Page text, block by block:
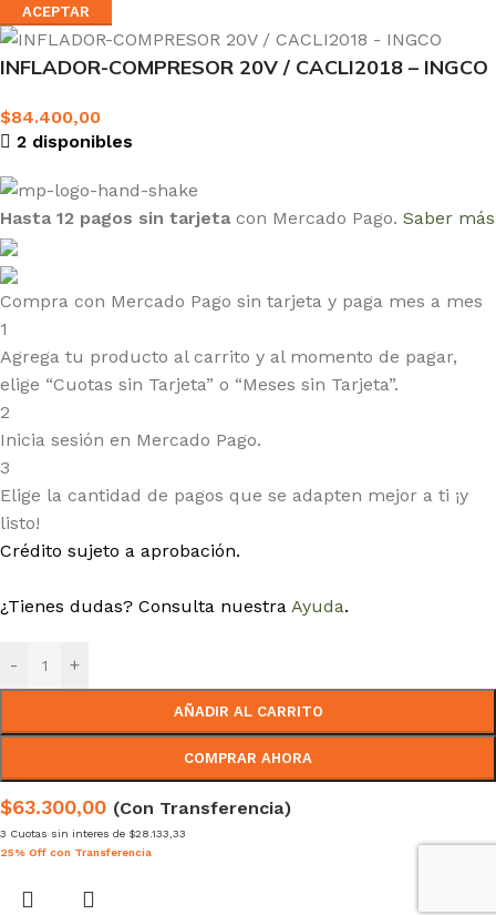
ACEPTAR
INFLADOR-COMPRESOR 20V / CACLI2018 – INGCO
$84.400,00
2 disponibles
Hasta 12 pagos sin tarjeta con Mercado Pago. Saber más
Compra con Mercado Pago sin tarjeta y paga mes a mes
1
Agrega tu producto al carrito y al momento de pagar,
elige “Cuotas sin Tarjeta” o “Meses sin Tarjeta”.
2
Inicia sesión en Mercado Pago.
3
Elige la cantidad de pagos que se adapten mejor a ti ¡y
listo!
Crédito sujeto a aprobación.
¿Tienes dudas? Consulta nuestra Ayuda.
- +
AÑADIR AL CARRITO
COMPRAR AHORA
$63.300,00 (Con Transferencia)
3 Cuotas sin interes de $28.133,33
25% Off con Transferencia